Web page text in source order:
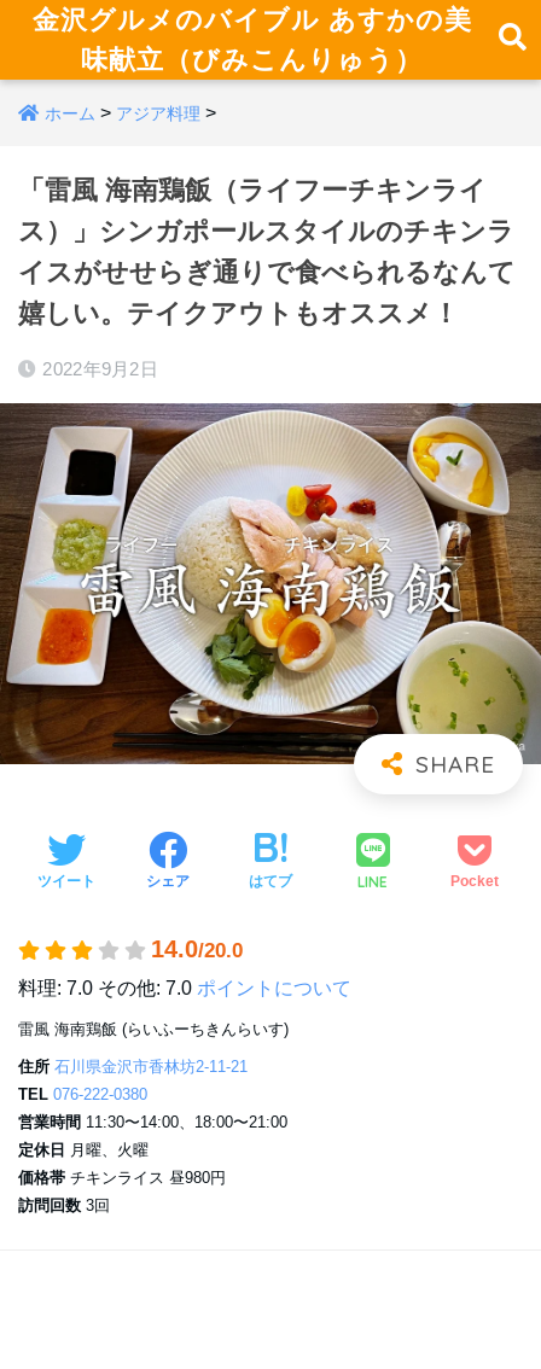
金沢グルメのバイブル あすかの美
味献立（びみこんりゅう）
ホーム > アジア料理 >
「雷風 海南鶏飯（ライフーチキンライ
ス）」シンガポールスタイルのチキンラ
イスがせせらぎ通りで食べられるなんて
嬉しい。テイクアウトもオススメ！
2022年9月2日
ツイート シェア はてブ LINE Pocket
14.0/20.0
料理: 7.0 その他: 7.0 ポイントについて
雷風 海南鶏飯 (らいふーちきんらいす)
住所 石川県金沢市香林坊2-11-21
TEL 076-222-0380
営業時間 11:30〜14:00、18:00〜21:00
定休日
月曜、火曜
価格帯 チキンライス 昼980円
訪問回数 3回